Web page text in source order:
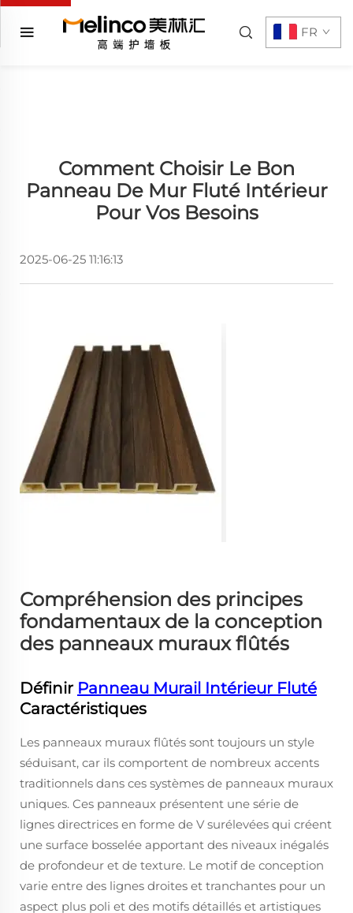
FR
Comment Choisir Le Bon
Panneau De Mur Fluté Intérieur
Pour Vos Besoins
2025-06-25 11:16:13
Compréhension des principes
fondamentaux de la conception
des panneaux muraux flûtés
Définir Panneau Murail Intérieur Fluté
Caractéristiques
Les panneaux muraux flûtés sont toujours un style
séduisant, car ils comportent de nombreux accents
traditionnels dans ces systèmes de panneaux muraux
uniques. Ces panneaux présentent une série de
lignes directrices en forme de V surélevées qui créent
une surface bosselée apportant des niveaux inégalés
de profondeur et de texture. Le motif de conception
varie entre des lignes droites et tranchantes pour un
aspect plus poli et des motifs détaillés et artistiques